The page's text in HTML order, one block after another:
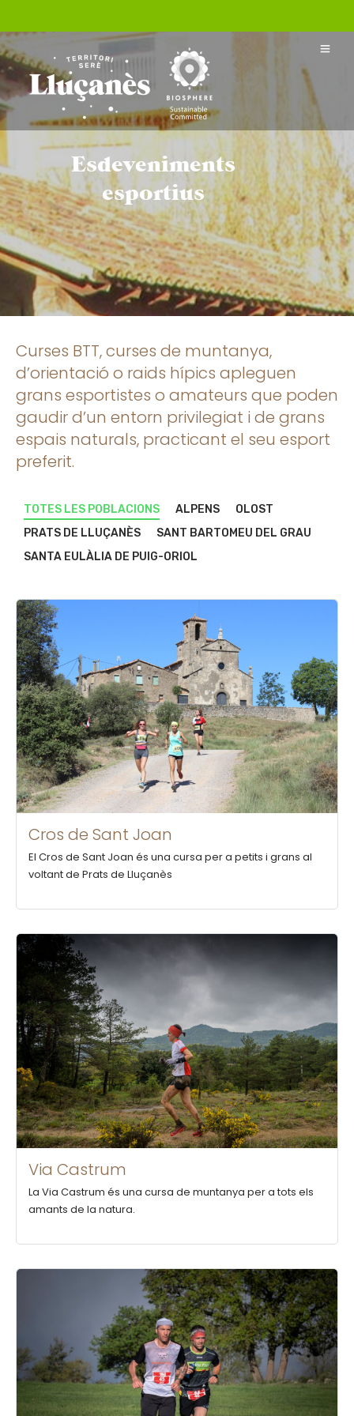
Esdeveniments
esportius
Curses BTT, curses de muntanya,
d’orientació o raids hípics apleguen
grans esportistes o amateurs que poden
gaudir d’un entorn privilegiat i de grans
espais naturals, practicant el seu esport
preferit.
TOTES LES POBLACIONS ALPENS
OLOST
PRATS DE LLUÇANÈS
SANT BARTOMEU DEL GRAU
SANTA EULÀLIA DE PUIG-ORIOL
Cros de Sant Joan
El Cros de Sant Joan és una cursa per a petits i grans al
voltant de Prats de Lluçanès
Via Castrum
La Via Castrum és una cursa de muntanya per a tots els
amants de la natura.